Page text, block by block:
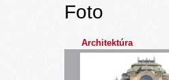
Foto
Architektúra